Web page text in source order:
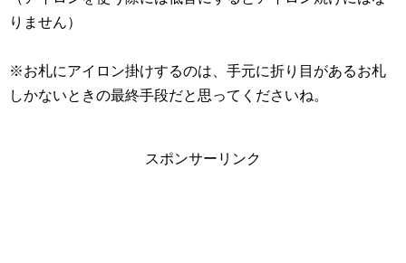
りません）
※お札にアイロン掛けするのは、手元に折り目があるお札
しかないときの最終手段だと思ってくださいね。
スポンサーリンク